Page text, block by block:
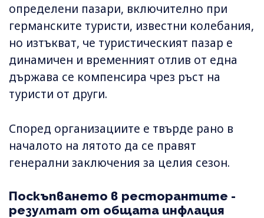
определени пазари, включително при
германските туристи, известни колебания,
но изтъкват, че туристическият пазар е
динамичен и временният отлив от една
държава се компенсира чрез ръст на
туристи от други.
Според организациите е твърде рано в
началото на лятото да се правят
генерални заключения за целия сезон.
Поскъпването в ресторантите -
резултат от общата инфлация